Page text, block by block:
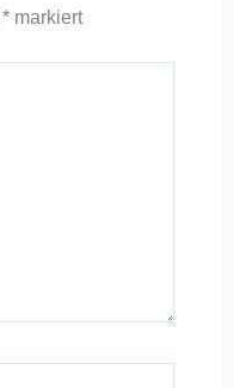
* markiert